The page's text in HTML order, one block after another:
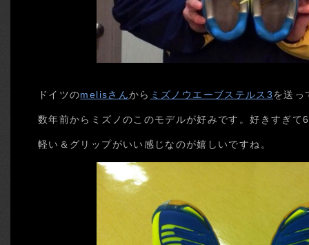
ドイツのmelisさんから ミズノウエーブステルス3 を送っ
数年前からミズノのこのモデルが好みです。好きすぎて
軽い＆グリップがいい感じなのが嬉しいですね。